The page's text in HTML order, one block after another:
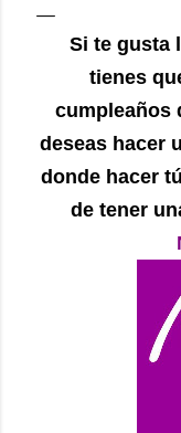
Si te gusta
tienes
cumpleaños
deseas hacer
donde hacer
de tener